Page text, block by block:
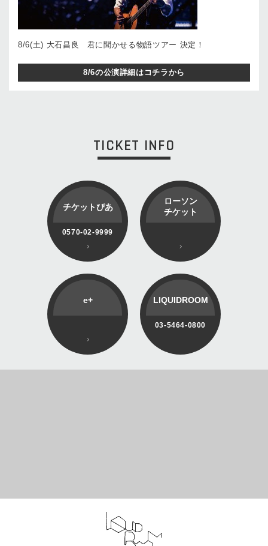
8/6(土) 大石昌良 君に聞かせる物語ツアー 決定！
8/6の公演詳細はコチラから
TICKET INFO
チケットぴあ
0570-02-9999
ローソン
チケット
e+ LIQUIDROOM
03-5464-0800